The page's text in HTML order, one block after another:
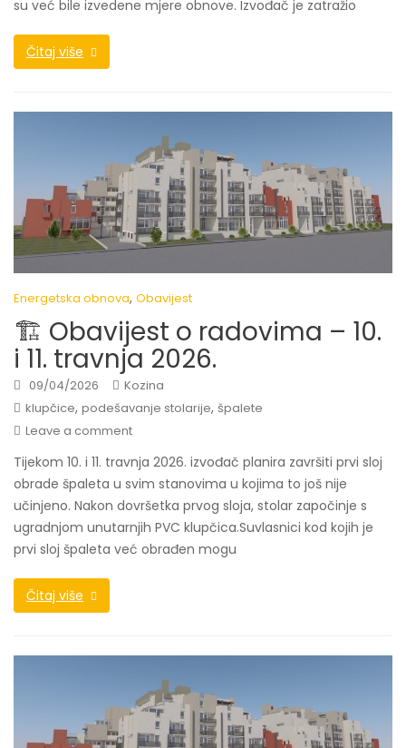
su već bile izvedene mjere obnove. Izvođač je zatražio
Čitaj više
Energetska obnova, Obavijest
🏗️ Obavijest o radovima – 10.
i 11. travnja 2026.
09/04/2026
Kozina
klupčice, podešavanje stolarije, špalete
Leave a comment
Tijekom 10. i 11. travnja 2026. izvođač planira završiti prvi sloj
obrade špaleta u svim stanovima u kojima to još nije
učinjeno. Nakon dovršetka prvog sloja, stolar započinje s
ugradnjom unutarnjih PVC klupčica.Suvlasnici kod kojih je
prvi sloj špaleta već obrađen mogu
Čitaj više